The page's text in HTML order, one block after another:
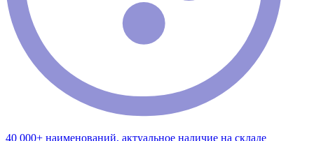
40 000+ наименований, актуальное наличие на складе